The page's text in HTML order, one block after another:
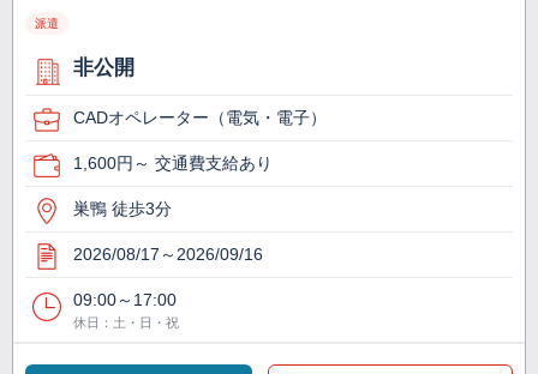
派遣
非公開
CADオペレーター（電気・電子）
1,600円～ 交通費支給あり
巣鴨 徒歩3分
2026/08/17～2026/09/16
09:00～17:00
休日：土・日・祝